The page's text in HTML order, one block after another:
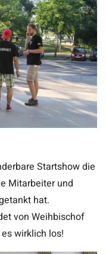
Startshow die
Mitarbeiter und
hat.
von Weihbischof
wirklich los!